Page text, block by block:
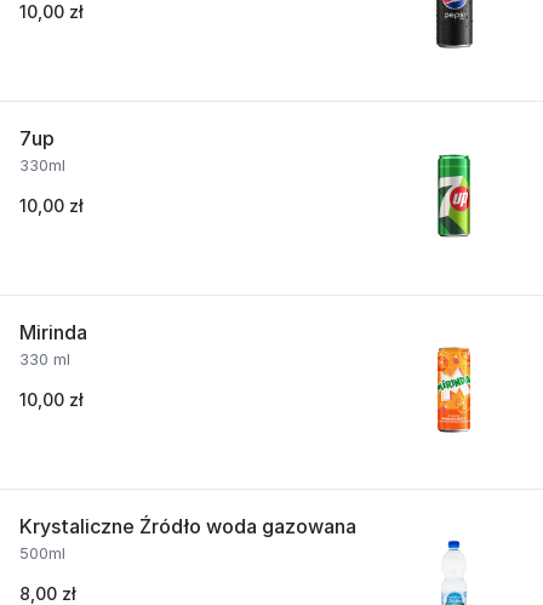
10,00 zł
7up
330ml
10,00 zł
Mirinda
330 ml
10,00 zł
Krystaliczne Źródło woda gazowana
500ml
8,00 zł